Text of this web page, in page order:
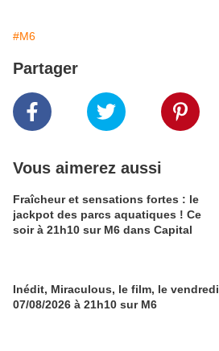
#M6
Partager
Vous aimerez aussi
Fraîcheur et sensations fortes : le
jackpot des parcs aquatiques ! Ce
soir à 21h10 sur M6 dans Capital
Inédit, Miraculous, le film, le vendredi
07/08/2026 à 21h10 sur M6